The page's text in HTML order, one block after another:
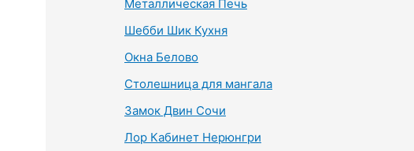
Металлическая Печь
Шебби Шик Кухня
Окна Белово
Столешница для мангала
Замок Двин Сочи
Лор Кабинет Нерюнгри